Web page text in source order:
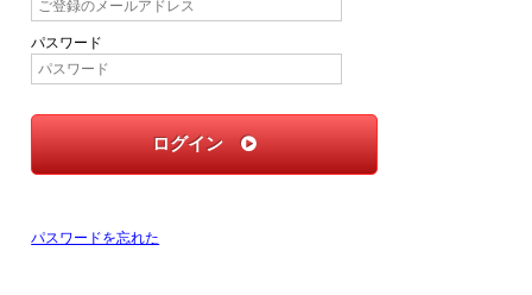
パスワード
ログイン
パスワードを忘れた